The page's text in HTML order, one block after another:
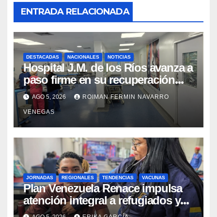
ENTRADA RELACIONADA
DESTACADAS NACIONALES NOTICIAS
Hospital J.M. de los Ríos avanza a
paso firme en su recuperación
tras los recientes eventos
sísmicos
AGO 5, 2026 ROIMAN FERMIN NAVARRO
VENEGAS
JORNADAS REGIONALES TENDENCIAS VACUNAS
​Plan Venezuela Renace impulsa
atención integral a refugiados y
evaluación de vacunación en